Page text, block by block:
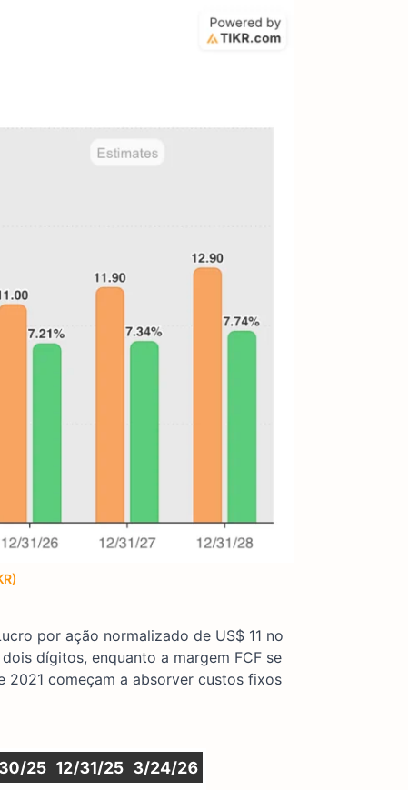
por ação normalizado de US$ 11 no
dígitos, enquanto a margem FCF se
2021 começam a absorver custos fixos